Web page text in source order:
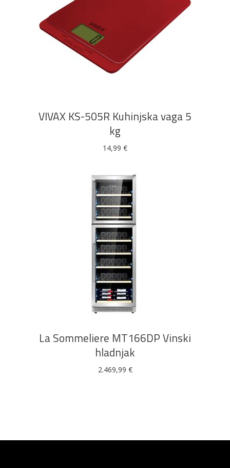
DODAJ U KOŠARICU
VIVAX KS-505R Kuhinjska vaga 5
kg
14,99 €
DODAJ U KOŠARICU
La Sommeliere MT166DP Vinski
hladnjak
2.469,99 €